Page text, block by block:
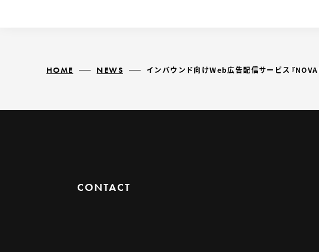
HOME NEWS インバウンド向けWeb広告配信サービス『
CONTACT